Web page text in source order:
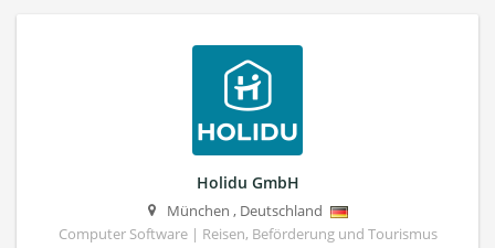
Holidu GmbH
München , Deutschland
Computer Software | Reisen, Beförderung und Tourismus